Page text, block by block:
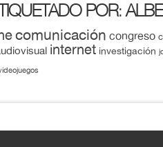
POR:
comunicación congreso
internet investigación